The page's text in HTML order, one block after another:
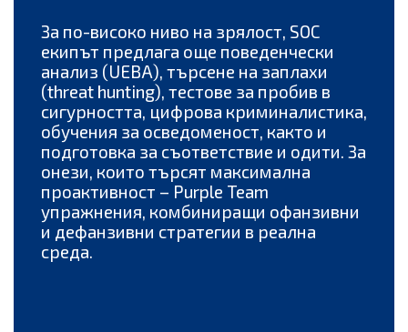
За по-високо ниво на зрялост, SOC
екипът предлага още поведенчески
анализ (UEBA), търсене на заплахи
(threat hunting), тестове за пробив в
сигурността, цифрова криминалистика,
обучения за осведоменост, както и
подготовка за съответствие и одити. За
онези, които търсят максимална
проактивност – Purple Team
упражнения, комбиниращи офанзивни
и дефанзивни стратегии в реална
среда.